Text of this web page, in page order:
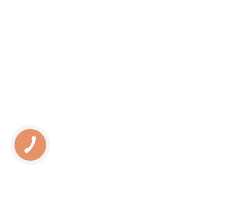
КНОПКА
ЗВ'ЯЗКУ